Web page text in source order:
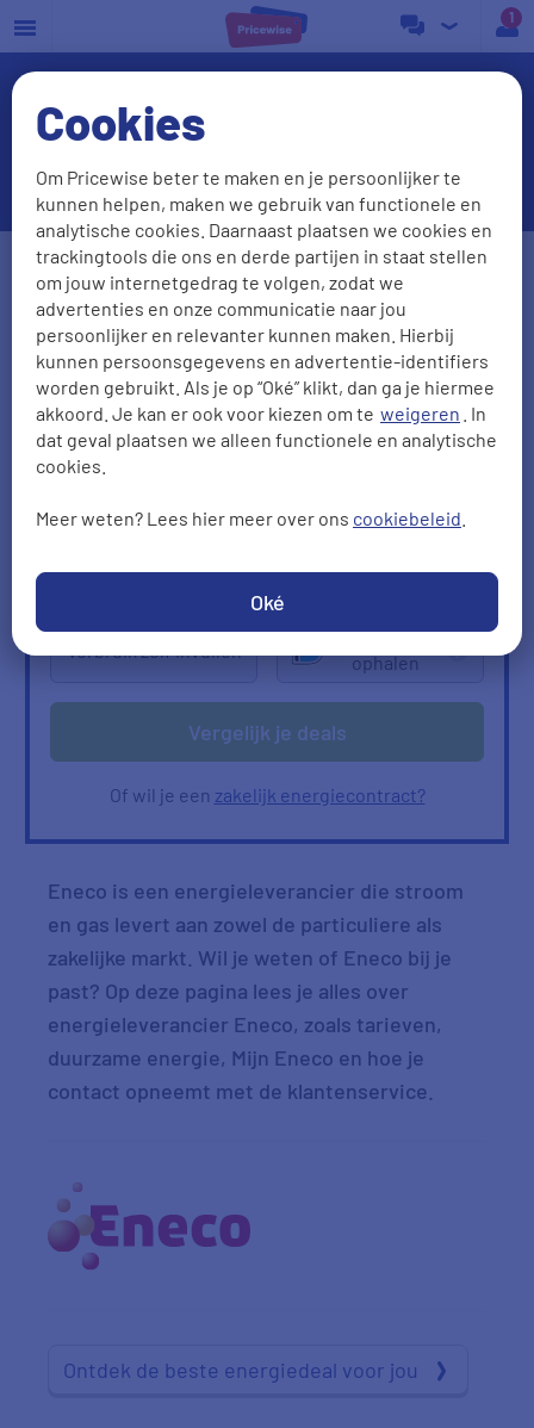
Cookies
Om Pricewise beter te maken en je persoonlijker te
kunnen helpen, maken we gebruik van functionele en
analytische cookies. Daarnaast plaatsen we cookies en
trackingtools die ons en derde partijen in staat stellen
om jouw internetgedrag te volgen, zodat we
advertenties en onze communicatie naar jou
persoonlijker en relevanter kunnen maken. Hierbij
kunnen persoonsgegevens en advertentie-identifiers
worden gebruikt. Als je op “Oké” klikt, dan ga je hiermee
akkoord. Je kan er ook voor kiezen om te weigeren . In
dat geval plaatsen we alleen functionele en analytische
cookies.
Meer weten? Lees hier meer over ons cookiebeleid
Oké
a
Energieleverancier Eneco:
informatie en tarieven
Postcode Huisnr. + Toev.
Huidige leverancier
Aantal personen
1 2 3 4 5 0
Vergelijk je deals
Of wil je een zakelijk energiecontract?
Verbruik zelf invullen
Verbruik
ophalen
Eneco is een energieleverancier die stroom
en gas levert aan zowel de particuliere als
zakelijke markt. Wil je weten of Eneco bij je
past? Op deze pagina lees je alles over
energieleverancier Eneco, zoals tarieven,
duurzame energie, Mijn Eneco en hoe je
contact opneemt met de klantenservice.
Ontdek de beste energiedeal voor jou